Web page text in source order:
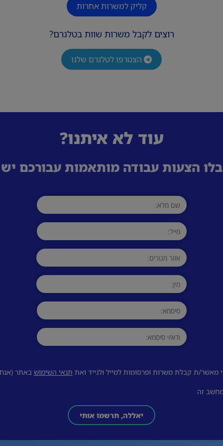
קליק למשרות אחרות
רוצים לקבל משרות שוות בטלגרם?
הצטרפו לטלגרם שלנו
עוד לא איתנו?
הצעות עבודה מותאמות עבורכם
מאשר/ת קבלת משרות ופרסומות למייל ולנייד ואת תנאי השימוש באתר
זה
יאללה, תרשמו אותי